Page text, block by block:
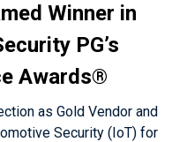
Winner in
PG’s
Awards®
as Gold Vendor and
Security (IoT) for